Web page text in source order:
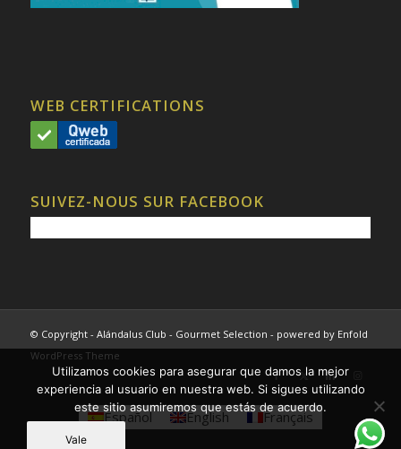
WEB CERTIFICATIONS
SUIVEZ-NOUS SUR FACEBOOK
© Copyright - Alándalus Club - Gourmet Selection - powered by Enfold
WordPress Theme
Español English Français
Utilizamos cookies para asegurar que damos la mejor
experiencia al usuario en nuestra web. Si sigues utilizando
este sitio asumiremos que estás de acuerdo.
Vale